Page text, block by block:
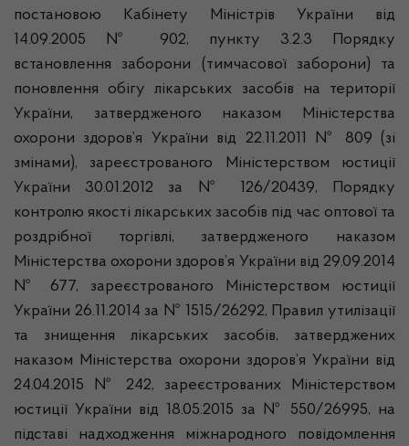
постановою Кабінету Міністрів України від
14.09.2005 № 902, пункту 3.2.3 Порядку
встановлення заборони (тимчасової заборони) та
поновлення обігу лікарських засобів на території
України, затвердженого наказом Міністерства
охорони здоров’я України від 22.11.2011 № 809 (зі
змінами), зареєстрованого Міністерством юстиції
України 30.01.2012 за № 126/20439, Порядку
контролю якості лікарських засобів під час оптової та
роздрібної торгівлі, затвердженого наказом
Міністерства охорони здоров’я України від 29.09.2014
№ 677, зареєстрованого Міністерством юстиції
України 26.11.2014 за № 1515/26292, Правил утилізації
та знищення лікарських засобів, затверджених
наказом Міністерства охорони здоров’я України від
24.04.2015 № 242, зареєстрованих Міністерством
юстиції України від 18.05.2015 за № 550/26995, на
підставі надходження міжнародного повідомлення